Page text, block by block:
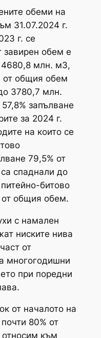
обеми на
31.07.2024 г.
г. се
завирен обем е
4680,8 млн. м3,
от общия обем
3780,7 млн.
запълване
за 2024 г.
на които се
79,5% от
спаднали до
битово
от общия обем.
с намален
ниските нива
от
многогодишни
при поредни
от началото на
80% от
относим към